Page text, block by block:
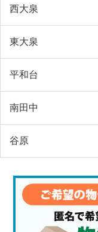
西大泉
東大泉
平和台
南田中
谷原